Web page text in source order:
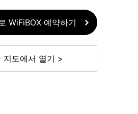
WiFiBOX 예약하기
지도에서 열기 >